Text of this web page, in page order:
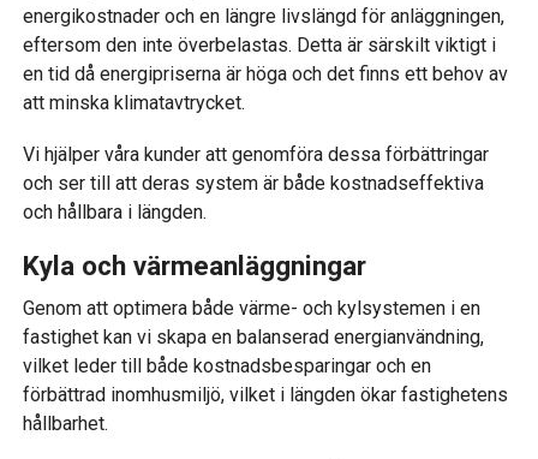
energikostnader och en längre livslängd för anläggningen,
eftersom den inte överbelastas. Detta är särskilt viktigt i
en tid då energipriserna är höga och det finns ett behov av
att minska klimatavtrycket.
Vi hjälper våra kunder att genomföra dessa förbättringar
och ser till att deras system är både kostnadseffektiva
och hållbara i längden.
Kyla och värmeanläggningar
Genom att optimera både värme- och kylsystemen i en
fastighet kan vi skapa en balanserad energianvändning,
vilket leder till både kostnadsbesparingar och en
förbättrad inomhusmiljö, vilket i längden ökar fastighetens
hållbarhet.